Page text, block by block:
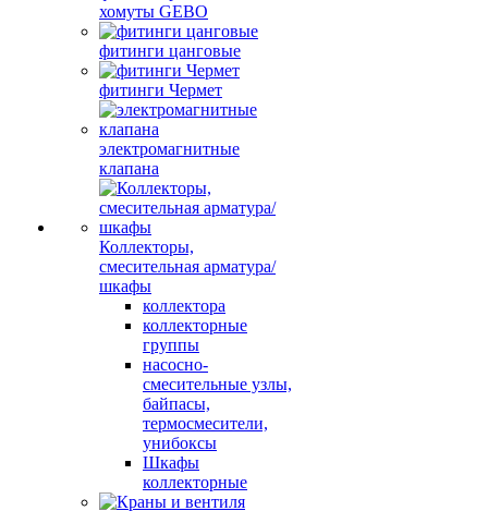
хомуты GEBO
фитинги цанговые
фитинги Чермет
электромагнитные
клапана
Коллекторы,
смесительная арматура/
шкафы
коллектора
коллекторные
группы
насосно-
смесительные узлы,
байпасы,
термосмесители,
унибоксы
Шкафы
коллекторные